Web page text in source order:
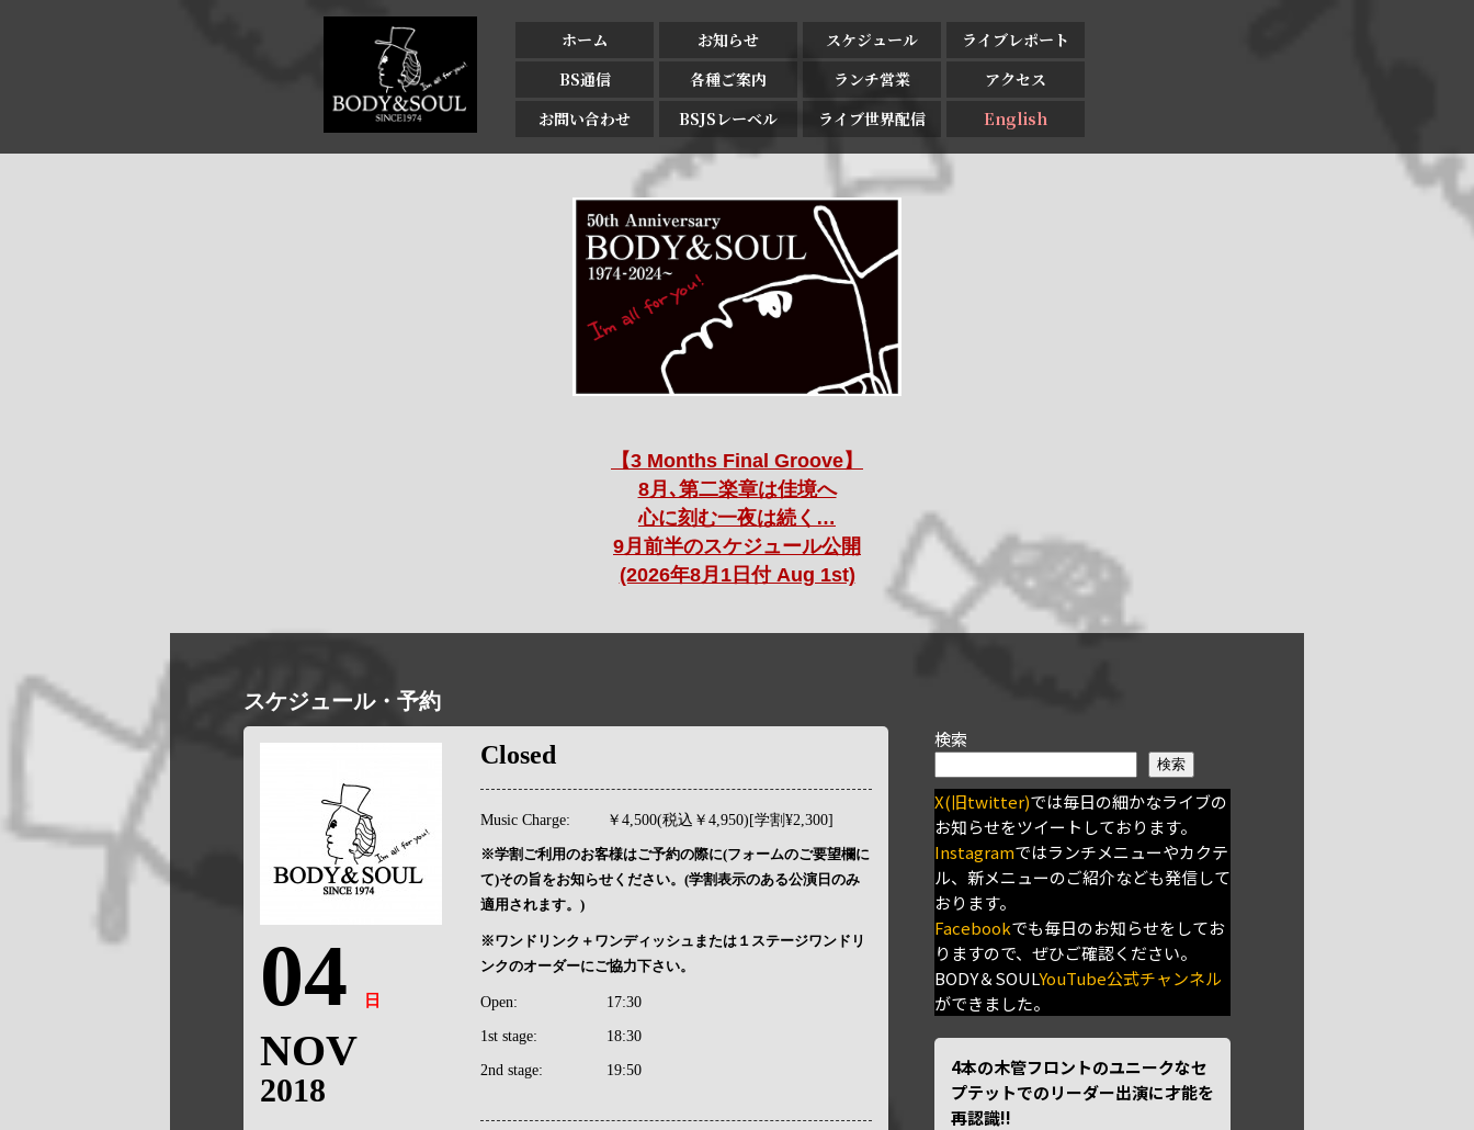
ホーム お知らせ スケジュール
ライブレポート
BS通信
各種ご案内 ランチ営業
アクセス
お問い合わせ
BSJSレーベル ライブ世界配信 English
【3 Months Final Groove】
8月､第二楽章は佳境へ
心に刻む一夜は続く…
9月前半のスケジュール公開
(2026年8月1日付 Aug 1st)
スケジュール・予約
04 日
NOV
2018
Closed
Music Charge: ￥4,500(税込￥4,950)[学割¥2,300]
※学割ご利用のお客様はご予約の際に(フォームのご要望欄に
て)その旨をお知らせください。(学割表示のある公演日のみ
適用されます。)
※ワンドリンク＋ワンディッシュまたは１ステージワンドリ
ンクのオーダーにご協力下さい。
Open: 17:30
1st stage: 18:30
2nd stage: 19:50
検索
検索
X(旧twitter)では毎日の細かなライブの
お知らせをツイートしております。
Instagramではランチメニューやカクテ
ル、新メニューのご紹介なども発信して
おります。
Facebookでも毎日のお知らせをしてお
りますので、ぜひご確認ください。
BODY＆SOULYouTube公式チャンネル
ができました。
4本の木管フロントのユニークなセ
プテットでのリーダー出演に才能を
再認識!!